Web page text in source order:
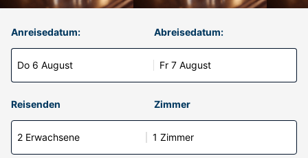
Anreisedatum:
Do 6 August
Abreisedatum:
Fr 7 August
Reisenden Zimmer
2 Erwachsene 1 Zimmer